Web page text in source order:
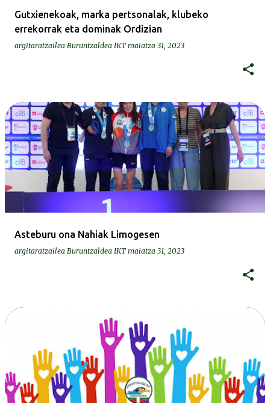
Gutxienekoak, marka pertsonalak, klubeko
errekorrak eta dominak Ordizian
argitaratzailea Buruntzaldea IKT maiatza 31, 2023
Asteburu ona Nahiak Limogesen
argitaratzailea Buruntzaldea IKT maiatza 31, 2023